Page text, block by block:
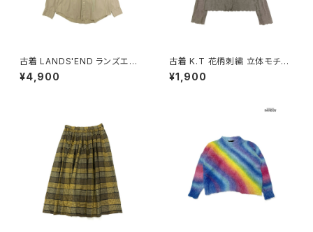
古着 LANDS'END ランズエン
ド 前開き 無地 コットン100％
長袖 シャツ ベージュ (ttu2509
¥4,900
古着 K.T 花柄刺繍 立体モチー
フ 前開き 無地 リネン 長袖 ブラ
ウス こげ茶 (ttu2509069)
¥1,900